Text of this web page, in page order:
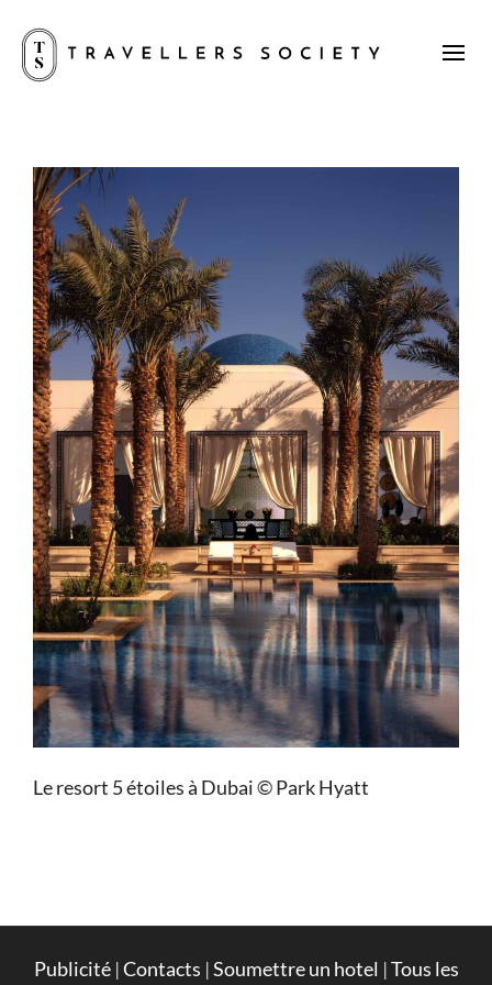
Le resort 5 étoiles à Dubai © Park Hyatt
Publicité|Contacts |Soumettre un hotel |Tous les